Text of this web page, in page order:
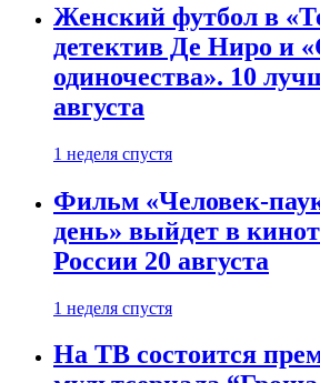
Женский футбол в
детектив Де Ниро и
одиночества». 10
августа
1 неделя спустя
Фильм «Человек-
день» выйдет в
России 20 августа
1 неделя спустя
На ТВ состоится